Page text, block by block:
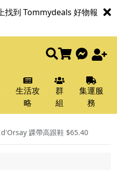
找到 Tommydeals 好物報
生活攻
略
群
組
集運服
務
踝帶高跟鞋 $65.40